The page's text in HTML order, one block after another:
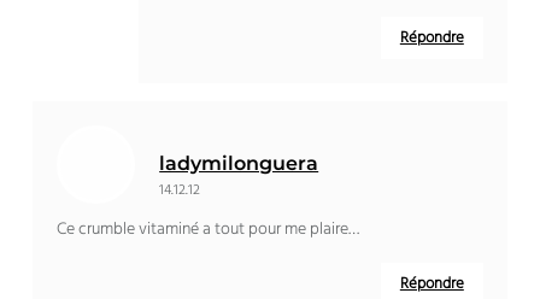
Répondre
ladymilonguera
14.12.12
Ce crumble vitaminé a tout pour me plaire…
Répondre